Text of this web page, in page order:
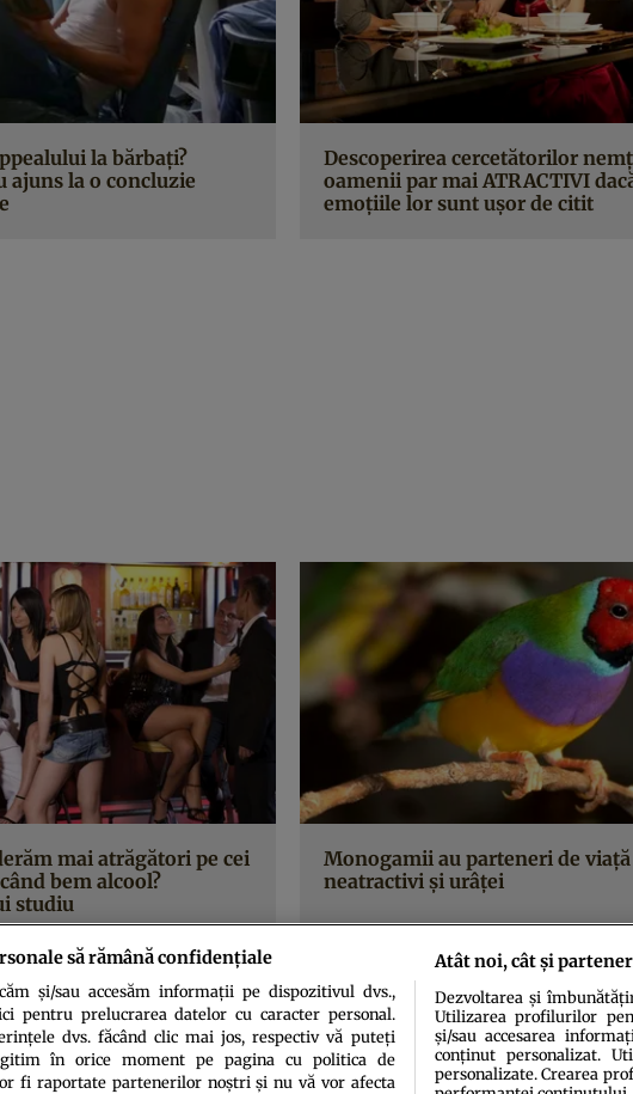
la bărbaţi?
ajuns la o concluzie
Descoperirea cercetătorilor
oamenii par mai ATRACTIVI
emoţiile lor sunt uşor de citit
mai atrăgători pe cei
bem alcool?
studiu
Monogamii au parteneri de viaţă
neatractivi şi urâţei
să rămână confidențiale
și/sau accesăm informații pe dispozitivul dvs.,
pentru prelucrarea datelor cu caracter personal.
dvs. făcând clic mai jos, respectiv vă puteți
în orice moment pe pagina cu politica de
fi raportate partenerilor noștri și nu vă vor afecta
Atât noi, cât și
Dezvoltarea și
Utilizarea profilurilor
și/sau accesarea
conținut personalizat.
personalizate. Crearea